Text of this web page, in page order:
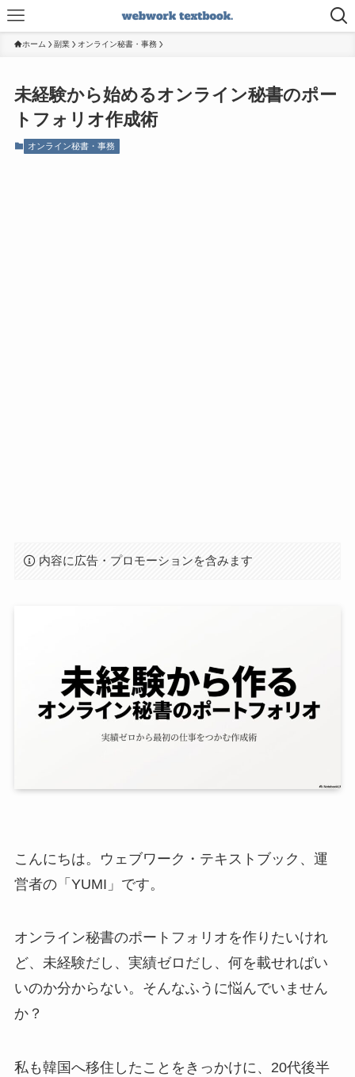
ホーム 副業 オンライン秘書・事務
未経験から始めるオンライン秘書のポー
トフォリオ作成術
オンライン秘書・事務
内容に広告・プロモーションを含みます
こんにちは。ウェブワーク・テキストブック、運
営者の「YUMI」です。
オンライン秘書のポートフォリオを作りたいけれ
ど、未経験だし、実績ゼロだし、何を載せればい
いのか分からない。そんなふうに悩んでいません
か？
私も韓国へ移住したことをきっかけに、20代後半